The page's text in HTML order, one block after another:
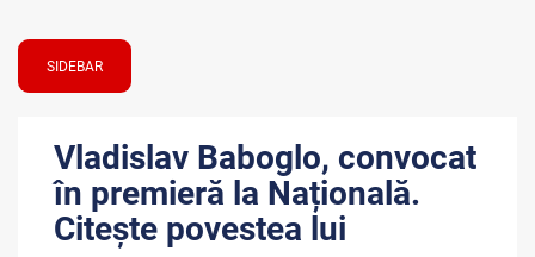
SIDEBAR
Vladislav Baboglo, convocat
în premieră la Națională.
Citește povestea lui